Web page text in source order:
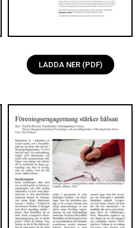
LADDA NER (PDF)